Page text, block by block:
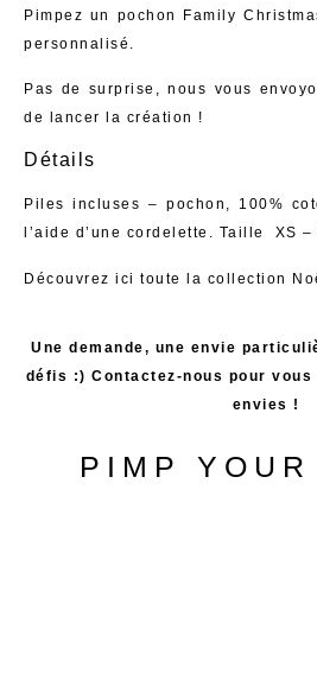
Pimpez un pochon Family
personnalisé.
Pas de surprise, nous vous
de lancer la création !
Détails
Piles incluses – pochon, 100%
l’aide d’une cordelette. Taille XS –
Découvrez ici toute la collection
Une demande, une envie
défis :) Contactez-nous pour
envies !
PIMP